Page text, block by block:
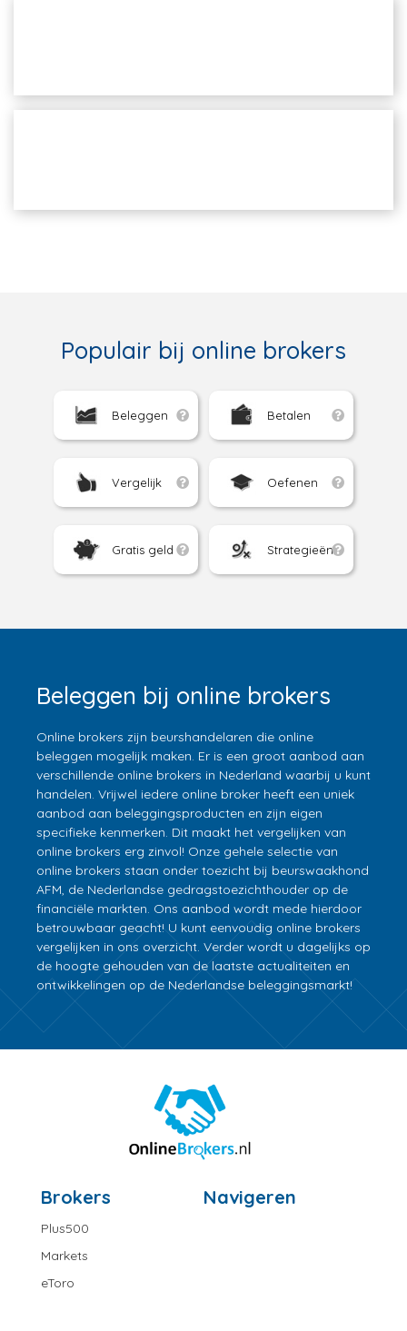
Populair bij online brokers
Beleggen Betalen
Vergelijk Oefenen
Gratis geld Strategieën
Beleggen bij online brokers
Online brokers zijn beurshandelaren die online
beleggen mogelijk maken. Er is een groot aanbod aan
verschillende online brokers in Nederland waarbij u kunt
handelen. Vrijwel iedere online broker heeft een uniek
aanbod aan beleggingsproducten en zijn eigen
specifieke kenmerken. Dit maakt het vergelijken van
online brokers erg zinvol! Onze gehele selectie van
online brokers staan onder toezicht bij beurswaakhond
AFM, de Nederlandse gedragstoezichthouder op de
financiële markten. Ons aanbod wordt mede hierdoor
betrouwbaar geacht! U kunt eenvoudig online brokers
vergelijken in ons overzicht. Verder wordt u dagelijks op
de hoogte gehouden van de laatste actualiteiten en
ontwikkelingen op de Nederlandse beleggingsmarkt!
Brokers
Plus500
Markets
eToro
Navigeren